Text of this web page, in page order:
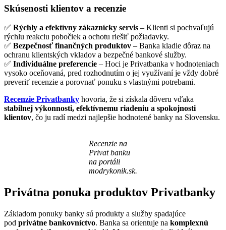
Skúsenosti klientov a recenzie
✅ Rýchly a efektívny zákaznícky servis – Klienti si pochvaľujú
rýchlu reakciu pobočiek a ochotu riešiť požiadavky.
✅ Bezpečnosť finančných produktov – Banka kladie dôraz na
ochranu klientských vkladov a bezpečné bankové služby.
✅ Individuálne preferencie – Hoci je Privatbanka v hodnoteniach
vysoko oceňovaná, pred rozhodnutím o jej využívaní je vždy dobré
preveriť recenzie a porovnať ponuku s vlastnými potrebami.
Recenzie Privatbanky hovoria, že si získala dôveru vďaka
stabilnej výkonnosti, efektívnemu riadeniu a spokojnosti
klientov, čo ju radí medzi najlepšie hodnotené banky na Slovensku.
Recenzie na
Privat banku
na portáli
modrykonik.sk.
Privátna ponuka produktov Privatbanky
Základom ponuky banky sú produkty a služby spadajúce
pod privátne bankovníctvo. Banka sa orientuje na komplexnú